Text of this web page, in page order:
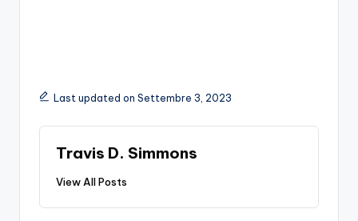
Last updated on Settembre 3, 2023
Travis D. Simmons
View All Posts